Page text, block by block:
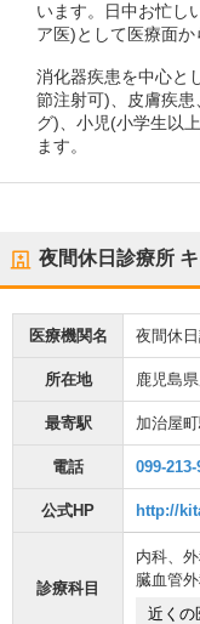
います。日中お忙し
ア医)として医療面か
消化器疾患を中心と
節注射可)、皮膚疾
グ)、小児(小学生以
ます。
夜間休日診療所
医療機関名 夜間休
所在地 鹿児島
最寄駅 加治屋
電話 099-213-
公式HP http://
診療科目
内科、
臓血管
近くの